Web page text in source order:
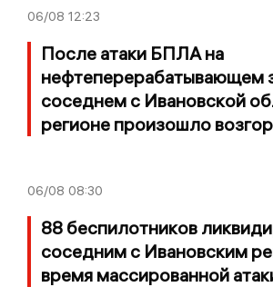
06/08 12:23
После атаки БПЛА на
нефтеперерабатывающем
соседнем с Ивановской
регионе произошло
06/08 08:30
88 беспилотников
соседним с Ивановским
время массированной